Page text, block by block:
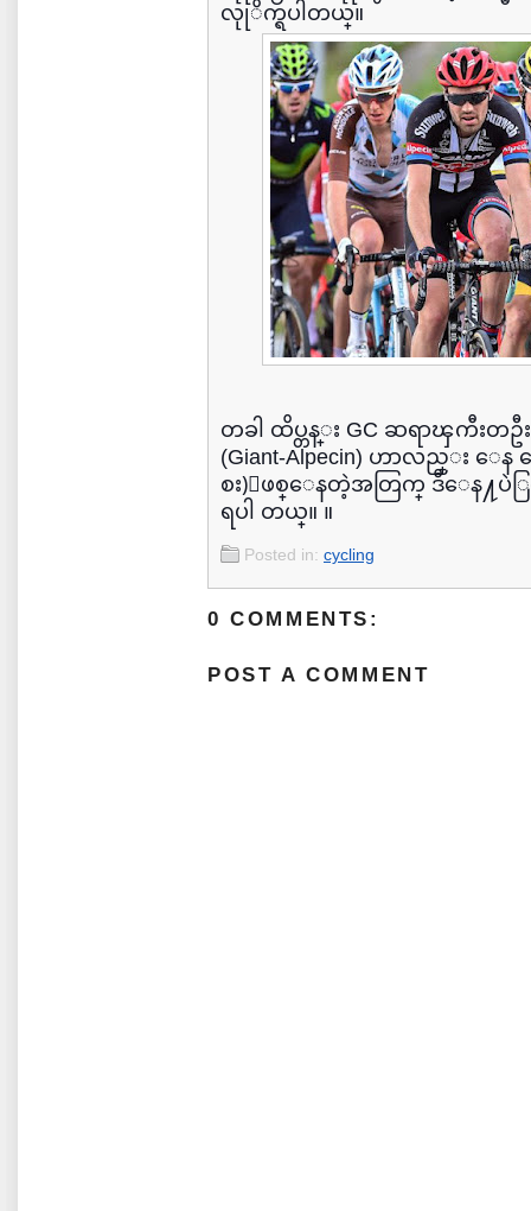
လုုိက္ရပါတယ္။
တခါ ထိပ္တန္း GC ဆရာၾကီးတဦး
(Giant-Alpecin) ဟာလည္း ေ
စး)ျဖစ္ေနတဲ့အတြက္ ဒီေန႔
ရပါ တယ္။ ။
Posted in: cycling
0 COMMENTS:
POST A COMMENT